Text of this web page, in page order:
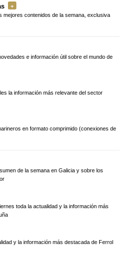
mejores contenidos de la semana, exclusiva
e información útil sobre el mundo de
la información más relevante del sector
en formato comprimido (conexiones de
de la semana en Galicia y sobre los
toda la actualidad y la información más
y la información más destacada de Ferrol